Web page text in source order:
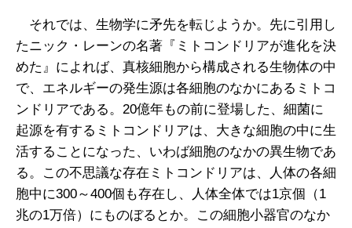
それでは、生物学に矛先を転じようか。先に引用し
たニック・レーンの名著『ミトコンドリアが進化を決
めた』によれば、真核細胞から構成される生物体の中
で、エネルギーの発生源は各細胞のなかにあるミトコ
ンドリアである。20億年もの前に登場した、細菌に
起源を有するミトコンドリアは、大きな細胞の中に生
活することになった、いわば細胞のなかの異生物であ
る。この不思議な存在ミトコンドリアは、人体の各細
胞中に300～400個も存在し、人体全体では1京個（1
兆の1万倍）にものぼるとか。この細胞小器官のなか